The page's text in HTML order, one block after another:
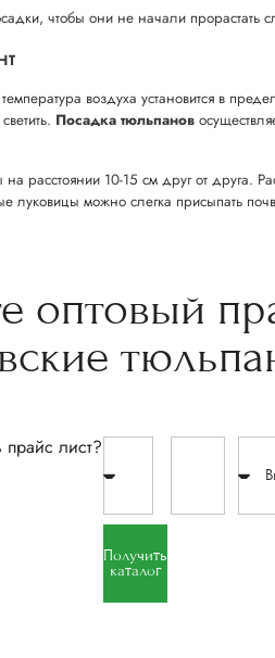
чтобы они не начали прорастать
воздуха установится в
Посадка тюльпанов
10-15 см друг от друга.
можно слегка присыпать
оптовый
прайс лист?
Получить
каталог